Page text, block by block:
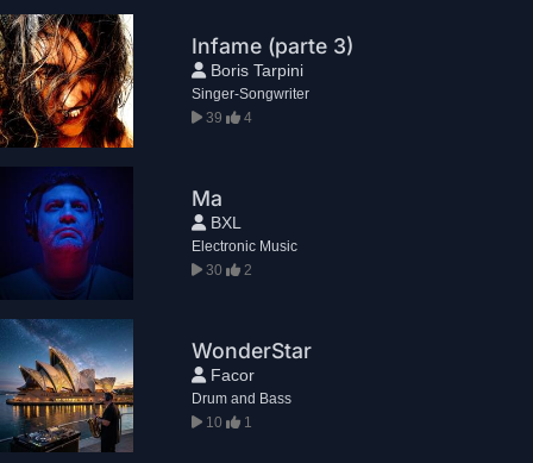
Infame (parte 3)
Boris Tarpini
Singer-Songwriter
39
4
Ma
BXL
Electronic Music
30
2
WonderStar
Facor
Drum and Bass
10
1